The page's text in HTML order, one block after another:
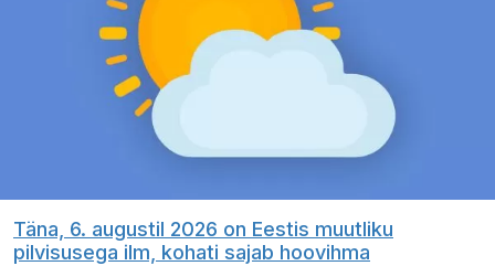
Täna, 6. augustil 2026 on Eestis muutliku
pilvisusega ilm, kohati sajab hoovihma